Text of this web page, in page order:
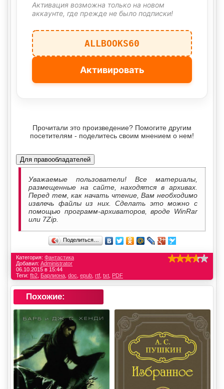
Активация возможна только на новом
аккаунте, где прежде не было подписки!
ALLBOOKS60
Активировать
Прочитали это произведение? Помогите другим
посетителям - поделитесь своим мнением о нем!
Для правообладателей
Уважаемые пользователи! Все материалы,
размещенные на сайте, находятся в архивах.
Перед тем, как начать чтение, Вам необходимо
извлечь файлы из них. Сделать это можно с
помощью программ-архиваторов, вроде WinRar
или 7Zip.
Поделиться…
Категория: Фантастика
Добавил: Administrator
06.10.2015 в 15:44
Теги: fb2 Барлиона doc epub rtf txt PDF
Похожие: